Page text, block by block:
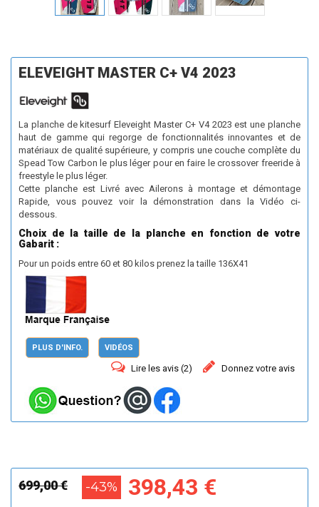
ELEVEIGHT MASTER C+ V4 2023
La planche de kitesurf Eleveight Master C+ V4 2023 est une planche
haut de gamme qui regorge de fonctionnalités innovantes et de
matériaux de qualité supérieure, y compris une couche complète du
Spead Tow Carbon le plus léger pour en faire le crossover freeride à
freestyle le plus léger.
Cette planche est Livré avec Ailerons à montage et démontage
Rapide, vous pouvez voir la démonstration dans la Vidéo ci-
dessous.
Choix de la taille de la planche en fonction de votre
Gabarit :
Pour un poids entre 60 et 80 kilos prenez la taille 136X41
PLUS D'INFO. VIDÉOS
Lire les avis (2) Donnez votre avis
699,00 € -43% 398,43 €